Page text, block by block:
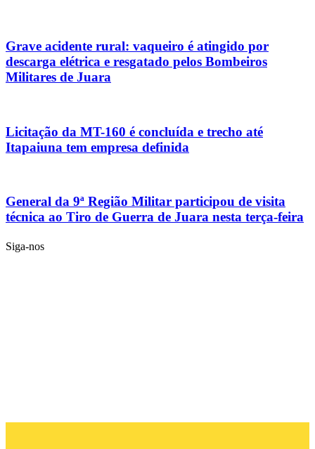
Grave acidente rural: vaqueiro é atingido por
descarga elétrica e resgatado pelos Bombeiros
Militares de Juara
Licitação da MT-160 é concluída e trecho até
Itapaiuna tem empresa definida
General da 9ª Região Militar participou de visita
técnica ao Tiro de Guerra de Juara nesta terça-feira
Siga-nos